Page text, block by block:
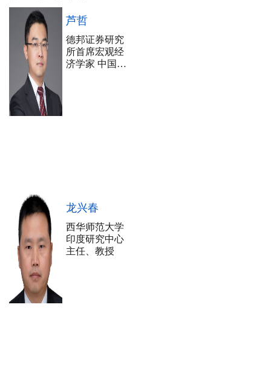
芦哲
德邦证券研究
所首席宏观经
济学家 中国人
龙兴春
西华师范大学
印度研究中心
主任、教授